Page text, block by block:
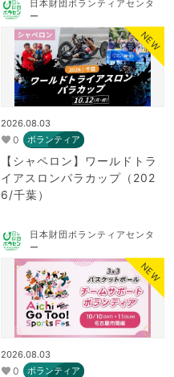
日本財団ボランティアセンタ
ー
NEW
2026.08.03
0 ボランティア
【シャペロン】ワールドトラ
イアスロンパラカップ（202
6/千葉）
日本財団ボランティアセンタ
ー
NEW
2026.08.03
0 ボランティア